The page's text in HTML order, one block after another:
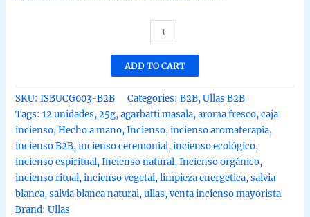
Incienso
salvia
blanca
organica
Ullas
agarbatti
hecho
mano
ADD TO CART
SKU:ISBUCG003-B2B Categories:B2B,Ullas B2B
Tags:12 unidades,25g,agarbatti masala,aroma fresco,caja
incienso,Hecho a mano,Incienso,incienso aromaterapia,
incienso B2B,incienso ceremonial,incienso ecológico,
incienso espiritual,Incienso natural,Incienso orgánico,
incienso ritual,incienso vegetal,limpieza energetica,salvia
blanca,salvia blanca natural,ullas,venta incienso mayorista
Brand:Ullas